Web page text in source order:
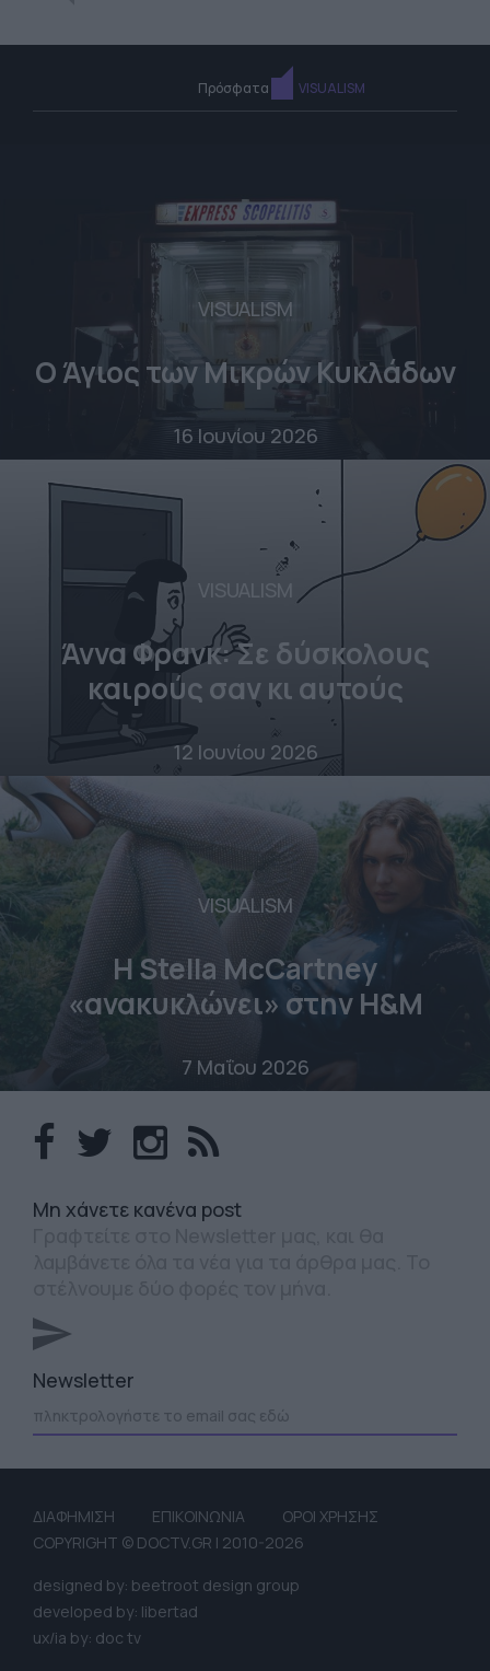
Πρόσφατα VISUALISM
VISUALISM
Ο Άγιος των Μικρών Κυκλάδων
16 Ιουνίου 2026
VISUALISM
Άννα Φρανκ: Σε δύσκολους
καιρούς σαν κι αυτούς
12 Ιουνίου 2026
VISUALISM
Η Stella McCartney
«ανακυκλώνει» στην H&M
7 Μαΐου 2026
Mη χάνετε κανένα post
Newsletter
ΔΙΑΦΗΜΙΣΗ ΕΠΙΚΟΙΝΩΝΙΑ
ΟΡΟΙ ΧΡΗΣΗΣ
COPYRIGHT © DOCTV.GR | 2010-2026
designed by: beetroot design group
developed by: libertad
ux/ia by: doc tv